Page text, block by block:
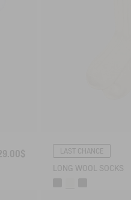
LAST CHANCE
LONG WOOL SOCKS